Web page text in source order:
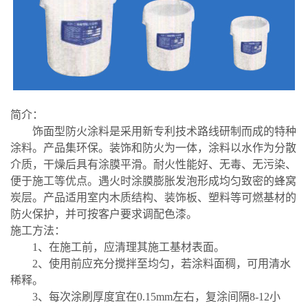
简介：
饰面型防火涂料是采用新专利技术路线研制而成的特种
涂料。产品集环保。装饰和防火为一体，涂料以水作为分散
介质，干燥后具有涂膜平滑。耐火性能好、无毒、无污染、
便于施工等优点。遇火时涂膜膨胀发泡形成均匀致密的蜂窝
炭层。产品适用室内木质结构、装饰板、塑料等可燃基材的
防火保护，并可按客户要求调配色漆。
施工方法：
1、在施工前，应清理其施工基材表面。
2、使用前应充分搅拌至均匀，若涂料面稠，可用清水
稀释。
3、每次涂刷厚度宜在0.15mm左右，复涂间隔8-12小